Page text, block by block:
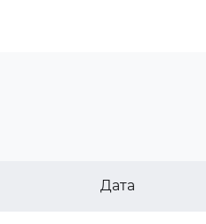
Дата